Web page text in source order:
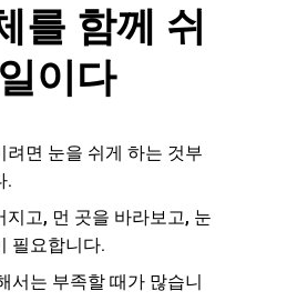
를 함께 쉬
이다
려면 눈을 쉬게 하는 것부
.
지고, 먼 곳을 바라보고, 눈
필요합니다.
서는 부족할 때가 많습니